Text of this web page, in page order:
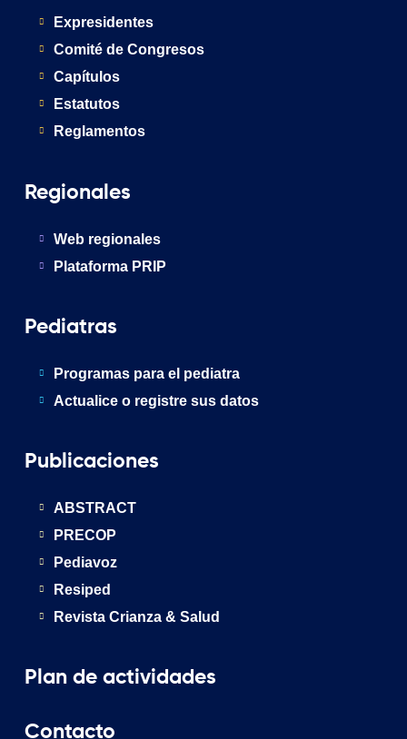
Expresidentes
Comité de Congresos
Capítulos
Estatutos
Reglamentos
Regionales
Web regionales
Plataforma PRIP
Pediatras
Programas para el pediatra
Actualice o registre sus datos
Publicaciones
ABSTRACT
PRECOP
Pediavoz
Resiped
Revista Crianza & Salud
Plan de actividades
Contacto